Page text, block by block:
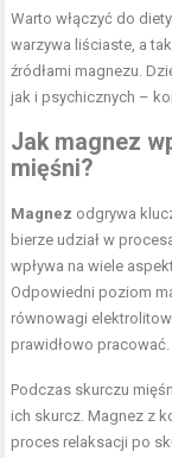
Warto włączyć do
warzywa liściaste, a
źródłami magnezu.
jak i psychicznych –
Jak magnez
mięśni?
Magnez odgrywa
bierze udział w
wpływa na wiele
Odpowiedni poziom
równowagi
prawidłowo pracować.
Podczas skurczu
ich skurcz. Magnez z
proces relaksacji po